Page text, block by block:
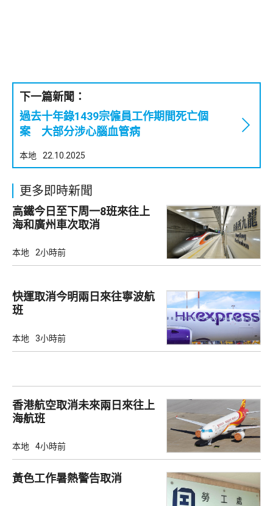
下一篇新聞：
過去十年錄1439宗僱員工作期間死亡個
案 大部分涉心腦血管病
本地 22.10.2025
更多即時新聞
高鐵今日至下周一8班來往上
海和廣州車次取消
本地 2小時前
快運取消今明兩日來往寧波航
班
本地 3小時前
香港航空取消未來兩日來往上
海航班
本地 4小時前
黃色工作暑熱警告取消